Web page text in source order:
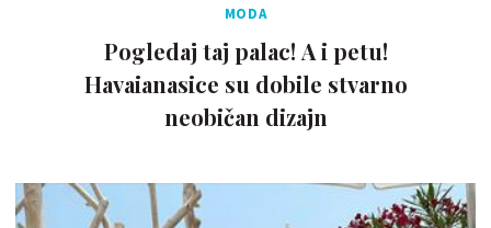
MODA
Pogledaj taj palac! A i petu!
Havaianasice su dobile stvarno
neobičan dizajn